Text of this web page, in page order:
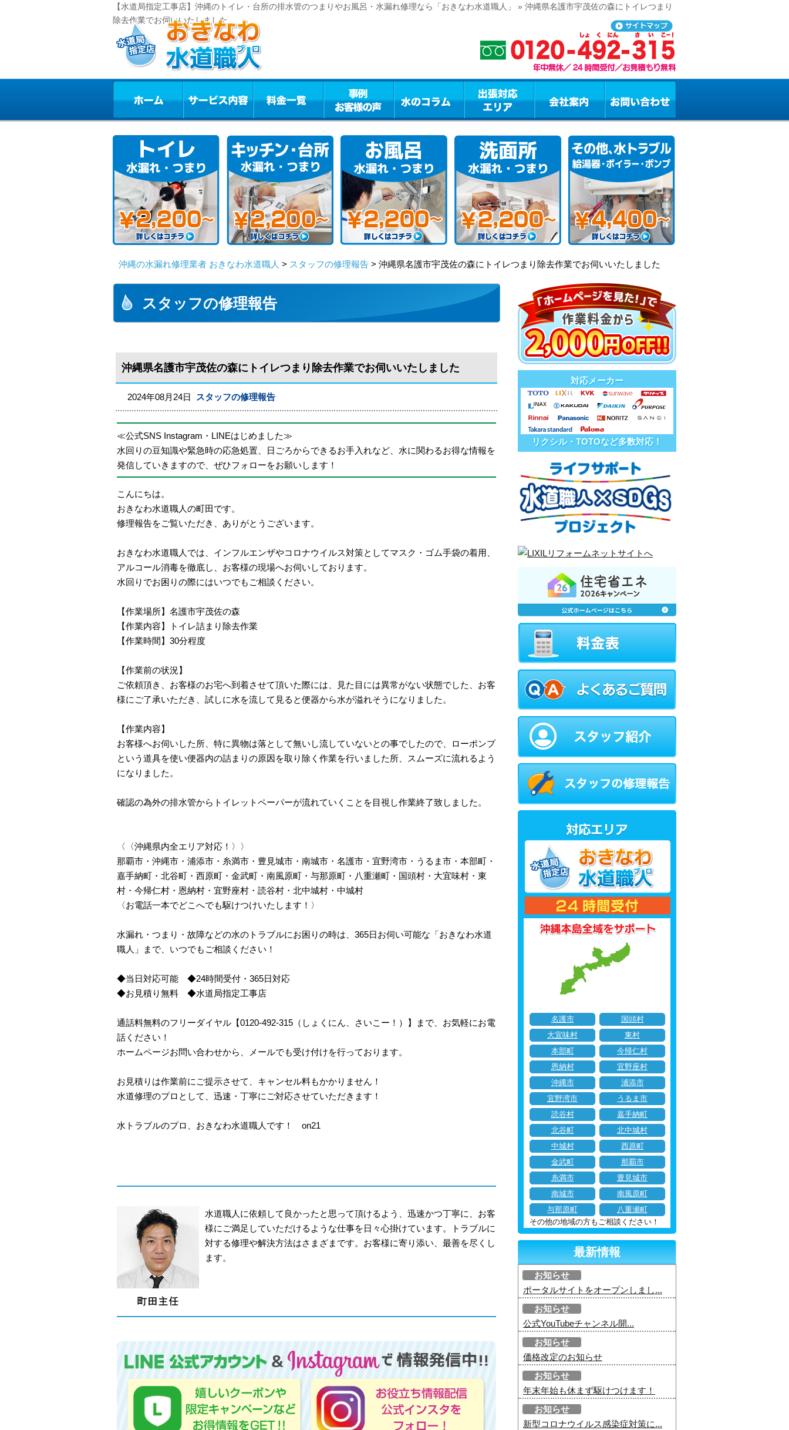
【水道局指定工事店】沖縄のトイレ・台所の排水管のつまりやお風呂・水漏れ修理なら「おきなわ水道職人」 » 沖縄県名護市宇茂佐の森にトイレつまり
除去作業でお伺いいたしました
沖縄の水漏れ修理業者 おきなわ水道職人 > スタッフの修理報告 > 沖縄県名護市宇茂佐の森にトイレつまり除去作業でお伺いいたしました
スタッフの修理報告
沖縄県名護市宇茂佐の森にトイレつまり除去作業でお伺いいたしました
2024年08月24日 スタッフの修理報告
≪公式SNS Instagram・LINEはじめました≫
水回りの豆知識や緊急時の応急処置、日ごろからできるお手入れなど、水に関わるお得な情報を
発信していきますので、ぜひフォローをお願いします！
こんにちは。
おきなわ水道職人の町田です。
修理報告をご覧いただき、ありがとうございます。
おきなわ水道職人では、インフルエンザやコロナウイルス対策としてマスク・ゴム手袋の着用、
アルコール消毒を徹底し、お客様の現場へお伺いしております。
水回りでお困りの際にはいつでもご相談ください。
【作業場所】名護市宇茂佐の森
【作業内容】トイレ詰まり除去作業
【作業時間】30分程度
【作業前の状況】
ご依頼頂き、お客様のお宅へ到着させて頂いた際には、見た目には異常がない状態でした、お客
様にご了承いただき、試しに水を流して見ると便器から水が溢れそうになりました。
【作業内容】
お客様へお伺いした所、特に異物は落として無いし流していないとの事でしたので、ローポンプ
という道具を使い便器内の詰まりの原因を取り除く作業を行いました所、スムーズに流れるよう
になりました。
確認の為外の排水管からトイレットペーパーが流れていくことを目視し作業終了致しました。
〈〈沖縄県内全エリア対応！〉〉
那覇市・沖縄市・浦添市・糸満市・豊見城市・南城市・名護市・宜野湾市・うるま市・本部町・
嘉手納町・北谷町・西原町・金武町・南風原町・与那原町・八重瀬町・国頭村・大宜味村・東
村・今帰仁村・恩納村・宜野座村・読谷村・北中城村・中城村
〈お電話一本でどこへでも駆けつけいたします！〉
水漏れ・つまり・故障などの水のトラブルにお困りの時は、365日お伺い可能な「おきなわ水道
職人」まで、いつでもご相談ください！
◆当日対応可能 ◆24時間受付・365日対応
◆お見積り無料 ◆水道局指定工事店
通話料無料のフリーダイヤル【0120-492-315（しょくにん、さいこー！）】まで、お気軽にお電
話ください！
ホームページお問い合わせから、メールでも受け付けを行っております。
お見積りは作業前にご提示させて、キャンセル料もかかりません！
水道修理のプロとして、迅速・丁寧にご対応させていただきます！
水トラブルのプロ、おきなわ水道職人です！ on21
水道職人に依頼して良かったと思って頂けるよう、迅速かつ丁寧に、お客
様にご満足していただけるような仕事を日々心掛けています。トラブルに
対する修理や解決方法はさまざまです。お客様に寄り添い、最善を尽くし
ます。
対応メーカー
リクシル・TOTOなど多数対応！
名護市
国頭村
大宜味村
東村
本部町
今帰仁村
恩納村
宜野座村
沖縄市
浦添市
宜野湾市
うるま市
読谷村
嘉手納町
北谷町
北中城村
中城村
西原町
金武町
那覇市
糸満市
豊見城市
南城市
南風原町
与那原町
八重瀬町
その他の地域の方もご相談ください！
最新情報
お知らせ
ポータルサイトをオープンしまし...
お知らせ
公式YouTubeチャンネル開...
お知らせ
価格改定のお知らせ
お知らせ
年末年始も休まず駆けつけます！
お知らせ
新型コロナウイルス感染症対策に...